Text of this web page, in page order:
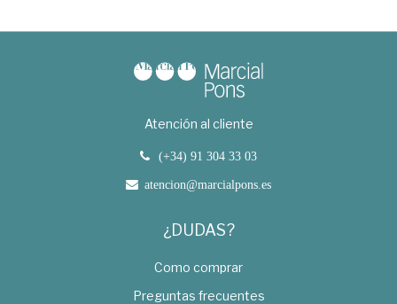
Atención al cliente
(+34) 91 304 33 03
atencion@marcialpons.es
¿DUDAS?
Como comprar
Preguntas frecuentes